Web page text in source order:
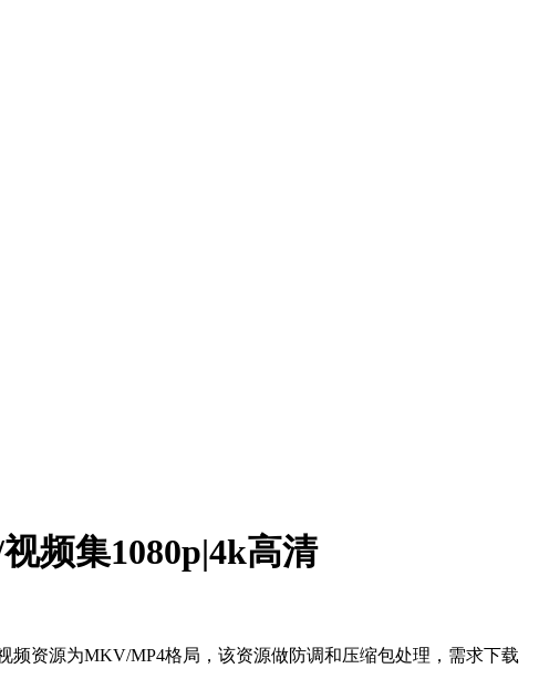
频集1080p|4k高清
频资源为MKV/MP4格局，该资源做防调和压缩包处理，需求下载